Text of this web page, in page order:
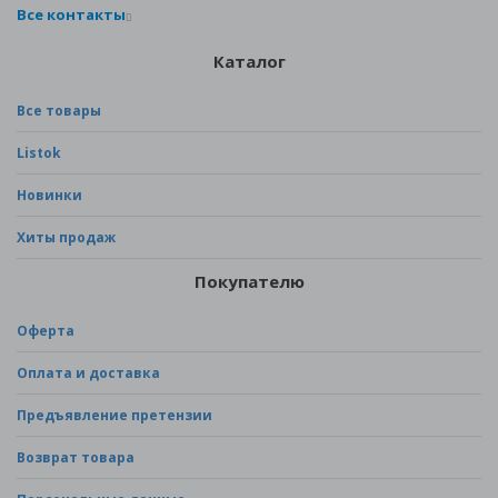
Все контакты
Каталог
Все товары
Listok
Новинки
Хиты продаж
Покупателю
Оферта
Оплата и доставка
Предъявление претензии
Возврат товара